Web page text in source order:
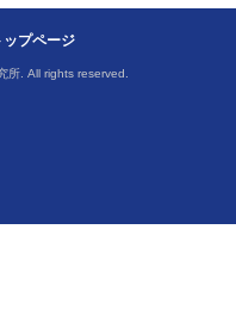
ップページ
所. All rights reserved.